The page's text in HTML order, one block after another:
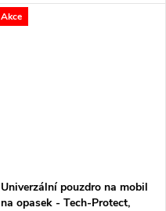
Akce
Univerzální pouzdro na mobil
na opasek - Tech-Protect,